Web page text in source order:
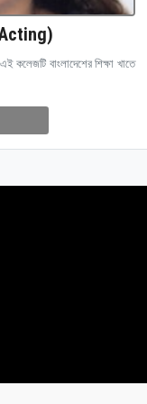
কলেজটি বাংলাদেশের শিক্ষা খাতে